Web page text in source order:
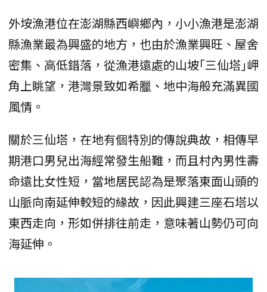
外垵漁港位在澎湖縣西嶼鄉內，小小漁港是澎湖
縣漁業最為興盛的地方，也由於漁業興旺、屋舍
密集、高低錯落，從漁港遠處的山坡｢三仙塔｣岬
角上眺望，港灣景致如希臘、地中海般充滿異國
風情。
關於三仙塔，在地有個特別的傳說典故，相傳早
期港口男兒出海經常發生船難，而且村內男性壽
命遠比女性短，當地居民認為是聚落東面山頭的
山脈向南延伸較短的緣故，因此興建三座石塔以
東西走向，形如併排往前走，意味著山勢仍可向
海延伸。